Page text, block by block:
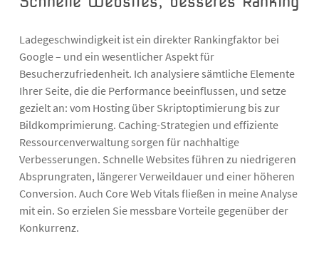
Ladegeschwindigkeit ist ein direkter Rankingfaktor bei
Google – und ein wesentlicher Aspekt für
Besucherzufriedenheit. Ich analysiere sämtliche Elemente
Ihrer Seite, die die Performance beeinflussen, und setze
gezielt an: vom Hosting über Skriptoptimierung bis zur
Bildkomprimierung. Caching-Strategien und effiziente
Ressourcenverwaltung sorgen für nachhaltige
Verbesserungen. Schnelle Websites führen zu niedrigeren
Absprungraten, längerer Verweildauer und einer höheren
Conversion. Auch Core Web Vitals fließen in meine Analyse
mit ein. So erzielen Sie messbare Vorteile gegenüber der
Konkurrenz.